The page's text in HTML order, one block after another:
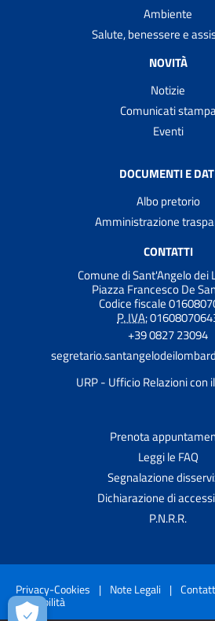
Ambiente
Salute, benessere e
NOVITÀ
Notizie
Comunicati
Eventi
DOCUMENTI E
Albo pretorio
Amministrazione
CONTATTI
Comune di Sant'Angelo dei
Piazza Francesco De
Codice fiscale
P. IVA:
+39 0827 23094
URP - Ufficio Relazioni con
Prenota
Leggi le FAQ
Segnalazione
Dichiarazione di
P.N.R.R.
Privacy-Cookies | Note Legali |
accessibilità